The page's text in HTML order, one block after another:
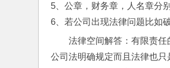
5、公章，财务章，人名章分
6、若公司出现法律问题比如
法律空间解答：有限责任
公司法明确规定而且法律也